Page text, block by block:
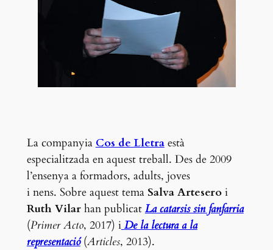
La companyia Cos de Lletraestà
especialitzada en aquest treball. Des de 2009
l’ensenya a formadors, adults, joves
i nens. Sobre aquest tema Salva Arteseroi
Ruth Vilarhan publicat La catarsis sin fanfarria
(Primer Acto, 2017) i De la lectura a la
representació(Articles, 2013).